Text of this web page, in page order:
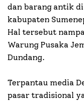
dan barang antik
kabupaten
Hal tersebut
Warung Pusaka
Dundang.
Terpantau media
pasar tradisional